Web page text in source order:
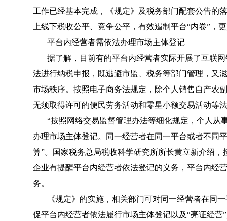
工作已经基本完成，《规定》及税务部门配套公告的
上线下税收公平、竞争公平，有效遏制平台“内卷”，
平台内经营者需依法办理市场主体登记
据了解，目前有的平台内经营者实际开展了互联
法进行纳税申报，既逃避市监、税务等部门管理，又
市场秩序。按照电子商务法规定，除个人销售自产农
无须取得许可的便民劳务活动和零星小额交易活动等
“按照网络交易监督管理办法等细化规定，个人从
办理市场主体登记。同一经营者在同一平台或者不同
算”。国家税务总局税收科学研究所所长黄立新介绍
企业有提醒平台内经营者依法登记的义务，平台内经
务。
《规定》的实施，相关部门可对同一经营者在同
促平台内经营者依法履行市场主体登记以及“亮证经